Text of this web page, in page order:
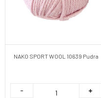
NAKO SPORT WOOL 10639 Pudra